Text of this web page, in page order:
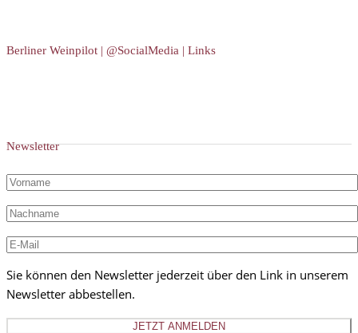
Berliner Weinpilot | @SocialMedia | Links
Newsletter
Sie können den Newsletter jederzeit über den Link in unserem
Newsletter abbestellen.